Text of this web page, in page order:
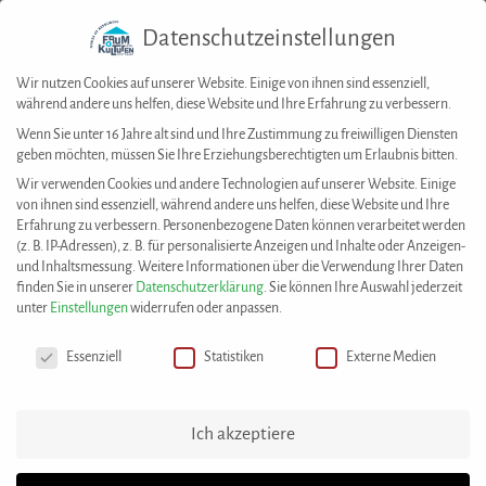
voller Vielfalt und Kreativität
Diese Best Practice wurde eingereicht von:
Initiative Schwarze Menschen in Deutschland Bund e.V.
(ISD)
African Open Mic Stuttgart: Ein Abend
Datenschutzeinstellungen
Wir nutzen Cookies auf unserer Website. Einige von ihnen sind essenziell,
während andere uns helfen, diese Website und Ihre Erfahrung zu verbessern.
Wenn Sie unter 16 Jahre alt sind und Ihre Zustimmung zu freiwilligen Diensten
geben möchten, müssen Sie Ihre Erziehungsberechtigten um Erlaubnis bitten.
Wir verwenden Cookies und andere Technologien auf unserer Website. Einige
von ihnen sind essenziell, während andere uns helfen, diese Website und Ihre
Erfahrung zu verbessern. Personenbezogene Daten können verarbeitet werden
(z. B. IP-Adressen), z. B. für personalisierte Anzeigen und Inhalte oder Anzeigen-
und Inhaltsmessung. Weitere Informationen über die Verwendung Ihrer Daten
finden Sie in unserer Datenschutzerklärung. Sie können Ihre Auswahl jederzeit
unter Einstellungenwiderrufen oder anpassen.
Essenziell
Statistiken Externe Medien
Ich akzeptiere